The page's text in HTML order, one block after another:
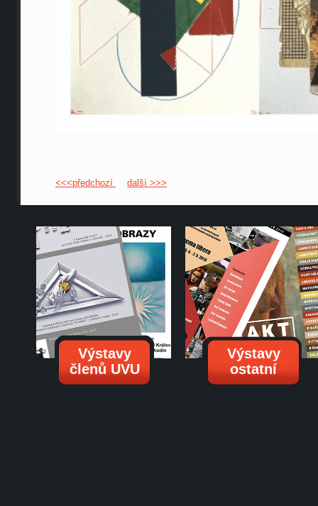
<<<předchozí další >>>
Výstavy
členů UVU
Výstavy
ostatní